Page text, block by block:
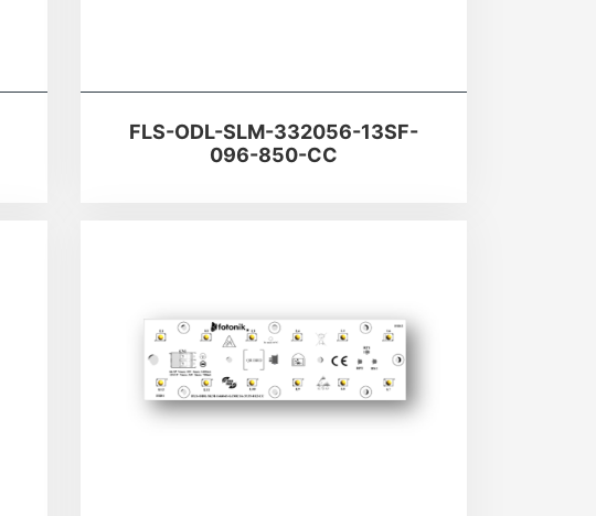
FLS-ODL-SLM-332056-13SF-
096-850-CC